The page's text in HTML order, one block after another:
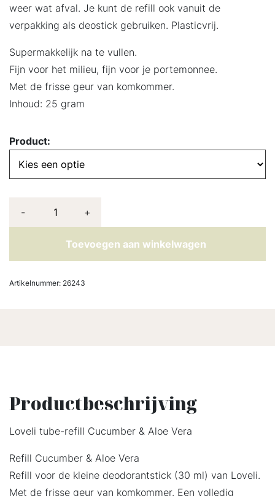
weer wat afval. Je kunt de refill ook vanuit de
verpakking als deostick gebruiken. Plasticvrij.
Supermakkelijk na te vullen.
Fijn voor het milieu, fijn voor je portemonnee.
Met de frisse geur van komkommer.
Inhoud: 25 gram
Product:
- +
Toevoegen aan winkelwagen
Artikelnummer: 26243
Productbeschrijving
Loveli tube-refill Cucumber & Aloe Vera
Refill Cucumber & Aloe Vera
Refill voor de kleine deodorantstick (30 ml) van Loveli.
Met de frisse geur van komkommer. Een volledig